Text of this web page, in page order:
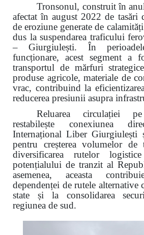
Tronsonul, construit în
afectat în august 2022 de tasări
de eroziune generate de
dus la suspendarea traficului
– Giurgiulești. În
funcționare, acest segment a
transportul de mărfuri
produse agricole, materiale de
vrac, contribuind la
reducerea presiunii asupra
Reluarea circulației
restabilește conexiunea
Internațional Liber Giurgiulești
pentru creșterea volumelor de
diversificarea rutelor
potențialului de tranzit al
asemenea, aceasta
dependenței de rutele alternative
state și la consolidarea
regiunea de sud.